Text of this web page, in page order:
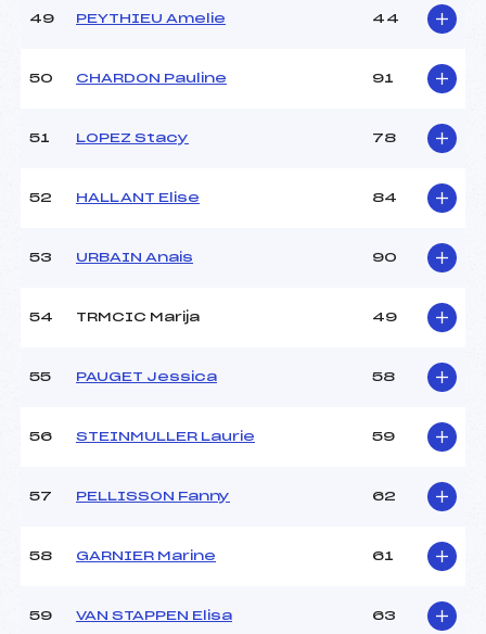
49 PEYTHIEU Amelie 44
50 CHARDON Pauline 91
51 LOPEZ Stacy 78
52 HALLANT Elise 84
53 URBAIN Anais 90
54 TRMCIC Marija 49
55 PAUGET Jessica 58
56 STEINMULLER Laurie 59
57 PELLISSON Fanny 62
58 GARNIER Marine 61
59 VAN STAPPEN Elisa 63